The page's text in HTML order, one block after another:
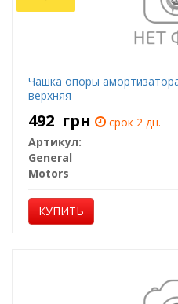
Чашка опоры
верхняя
492 грн
срок 2 дн.
Артикул:
General
Motors
КУПИТЬ